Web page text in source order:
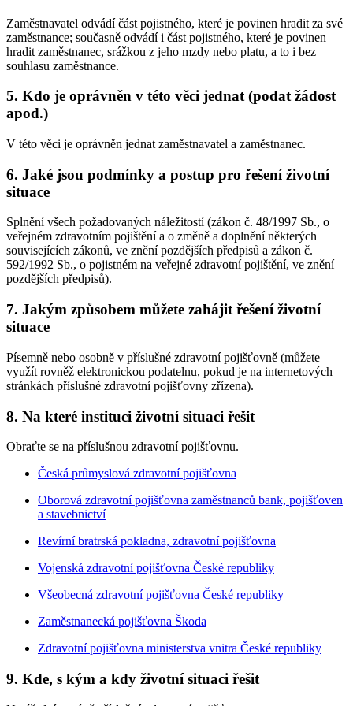
Zaměstnavatel odvádí část pojistného, které je povinen hradit za své
zaměstnance; současně odvádí i část pojistného, které je povinen
hradit zaměstnanec, srážkou z jeho mzdy nebo platu, a to i bez
souhlasu zaměstnance.
5. Kdo je oprávněn v této věci jednat (podat žádost
apod.)
V této věci je oprávněn jednat zaměstnavatel a zaměstnanec.
6. Jaké jsou podmínky a postup pro řešení životní
situace
Splnění všech požadovaných náležitostí (zákon č. 48/1997 Sb., o
veřejném zdravotním pojištění a o změně a doplnění některých
souvisejících zákonů, ve znění pozdějších předpisů a zákon č.
592/1992 Sb., o pojistném na veřejné zdravotní pojištění, ve znění
pozdějších předpisů).
7. Jakým způsobem můžete zahájit řešení životní
situace
Písemně nebo osobně v příslušné zdravotní pojišťovně (můžete
využít rovněž elektronickou podatelnu, pokud je na internetových
stránkách příslušné zdravotní pojišťovny zřízena).
8. Na které instituci životní situaci řešit
Obraťte se na příslušnou zdravotní pojišťovnu.
Česká průmyslová zdravotní pojišťovna
Oborová zdravotní pojišťovna zaměstnanců bank, pojišťoven
a stavebnictví
Revírní bratrská pokladna, zdravotní pojišťovna
Vojenská zdravotní pojišťovna České republiky
Všeobecná zdravotní pojišťovna České republiky
Zaměstnanecká pojišťovna Škoda
Zdravotní pojišťovna ministerstva vnitra České republiky
9. Kde, s kým a kdy životní situaci řešit